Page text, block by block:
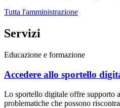
Tutta l'amministrazione
Servizi
Educazione e formazione
Accedere allo sportello
Lo sportello digitale offre supporto
problematiche che possono